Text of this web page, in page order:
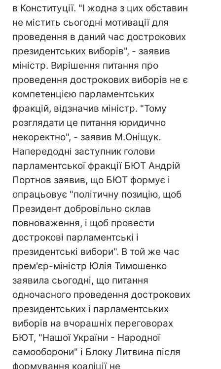
в Конституції. "І жодна з цих обставин
не містить сьогодні мотивації для
проведення в даний час дострокових
президентських виборів", - заявив
міністр. Вирішення питання про
проведення дострокових виборів не є
компетенцією парламентських
фракцій, відзначив міністр. "Тому
розглядати це питання юридично
некоректно", - заявив М.Оніщук.
Напередодні заступник голови
парламентської фракції БЮТ Андрій
Портнов заявив, що БЮТ формує і
опрацьовує "політичну позицію, щоб
Президент добровільно склав
повноваження, і щоб провести
дострокові парламентські і
президентські вибори". В той же час
прем'єр-міністр Юлія Тимошенко
заявила сьогодні, що питання
одночасного проведення дострокових
президентських і парламентських
виборів на вчорашніх переговорах
БЮТ, "Нашої України - Народної
самооборони" і Блоку Литвина після
формування коаліції не